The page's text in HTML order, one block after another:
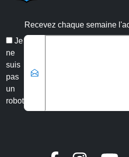
Recevez chaque semaine
Je
ne
suis
pas
un
robot
Email